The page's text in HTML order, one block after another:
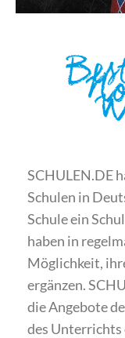
SCHULEN.DE
Schulen in
Schule ein
haben in
Möglichkeit,
ergänzen.
die Angebote
des Unterrichts